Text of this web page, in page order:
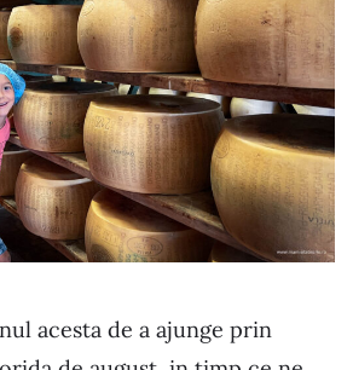
acesta de a ajunge prin